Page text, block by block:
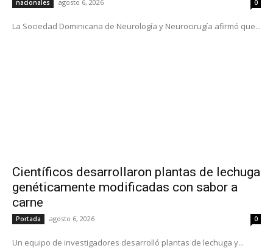
nacionales agosto 6, 2026 0
La Sociedad Dominicana de Neurología y Neurocirugía afirmó que...
Científicos desarrollaron plantas de lechuga
genéticamente modificadas con sabor a
carne
Portada agosto 6, 2026 0
Un equipo de investigadores desarrolló plantas de lechuga y...